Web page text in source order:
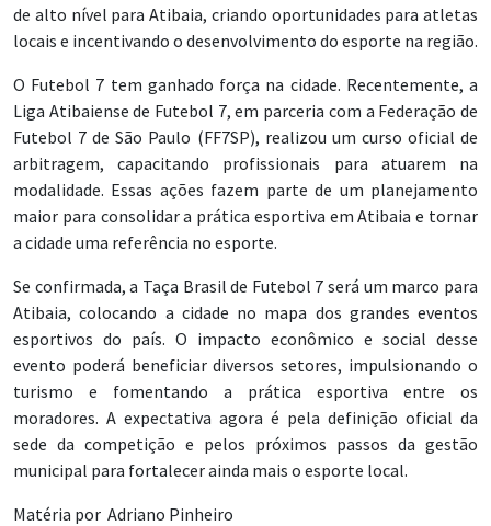
de alto nível para Atibaia, criando oportunidades para atletas
locais e incentivando o desenvolvimento do esporte na região.
O Futebol 7 tem ganhado força na cidade. Recentemente, a
Liga Atibaiense de Futebol 7, em parceria com a Federação de
Futebol 7 de São Paulo (FF7SP), realizou um curso oficial de
arbitragem, capacitando profissionais para atuarem na
modalidade. Essas ações fazem parte de um planejamento
maior para consolidar a prática esportiva em Atibaia e tornar
a cidade uma referência no esporte.
Se confirmada, a Taça Brasil de Futebol 7 será um marco para
Atibaia, colocando a cidade no mapa dos grandes eventos
esportivos do país. O impacto econômico e social desse
evento poderá beneficiar diversos setores, impulsionando o
turismo e fomentando a prática esportiva entre os
moradores. A expectativa agora é pela definição oficial da
sede da competição e pelos próximos passos da gestão
municipal para fortalecer ainda mais o esporte local.
Matéria por Adriano Pinheiro